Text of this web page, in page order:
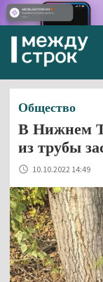
Общество
В Нижнем
из трубы
10.10.2022 14:49